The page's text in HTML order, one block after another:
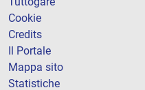
Cookie
Credits
Il Portale
Mappa sito
Statistiche